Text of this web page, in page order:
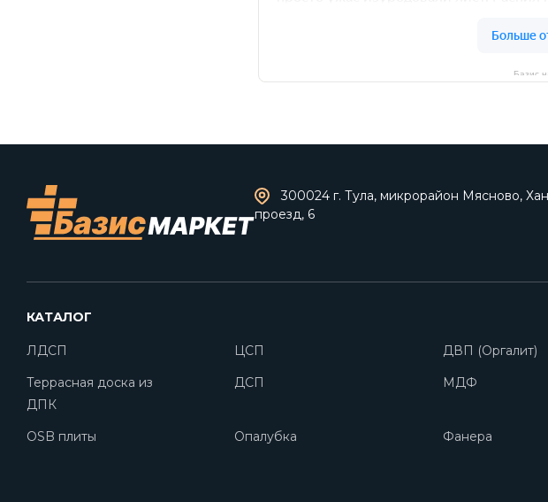
Базис
300024 г. Тула, микрорайон Мясново,
проезд, 6
КАТАЛОГ
ЛДСП ЦСП
ДВП (Оргалит)
Террасная доска из
ДПК
ДСП МДФ
OSB плиты Опалубка Фанера